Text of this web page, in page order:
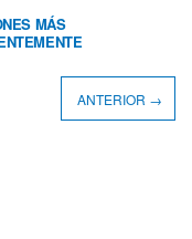
MÁS
ANTERIOR →